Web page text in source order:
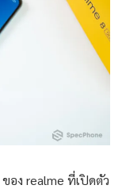
อง realme ที่เปิดตัว